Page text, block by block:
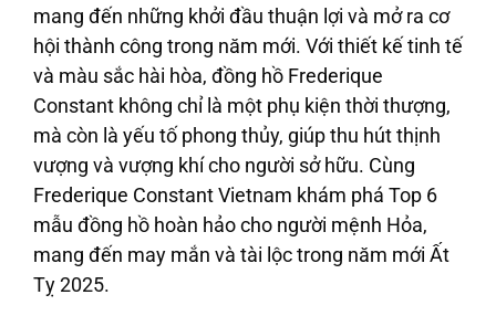
mang đến những khởi đầu thuận lợi và mở ra cơ
hội thành công trong năm mới. Với thiết kế tinh tế
và màu sắc hài hòa, đồng hồ Frederique
Constant không chỉ là một phụ kiện thời thượng,
mà còn là yếu tố phong thủy, giúp thu hút thịnh
vượng và vượng khí cho người sở hữu. Cùng
Frederique Constant Vietnam khám phá Top 6
mẫu đồng hồ hoàn hảo cho người mệnh Hỏa,
mang đến may mắn và tài lộc trong năm mới Ất
Tỵ 2025.